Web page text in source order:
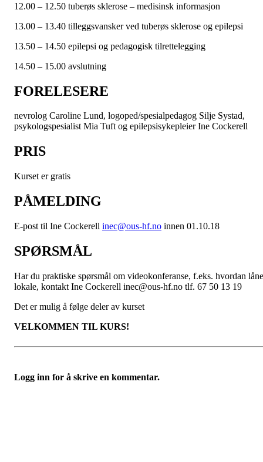
12.00 – 12.50 tuberøs sklerose – medisinsk informasjon
13.00 – 13.40 tilleggsvansker ved tuberøs sklerose og epilepsi
13.50 – 14.50 epilepsi og pedagogisk tilrettelegging
14.50 – 15.00 avslutning
FORELESERE
nevrolog Caroline Lund, logoped/spesialpedagog Silje Systad,
psykologspesialist Mia Tuft og epilepsisykepleier Ine Cockerell
PRIS
Kurset er gratis
PÅMELDING
E-post til Ine Cockerell inec@ous-hf.no innen 01.10.18
SPØRSMÅL
Har du praktiske spørsmål om videokonferanse, f.eks. hvordan låne
lokale, kontakt Ine Cockerell inec@ous-hf.no tlf. 67 50 13 19
Det er mulig å følge deler av kurset
VELKOMMEN TIL KURS!
Logg inn for å skrive en kommentar.